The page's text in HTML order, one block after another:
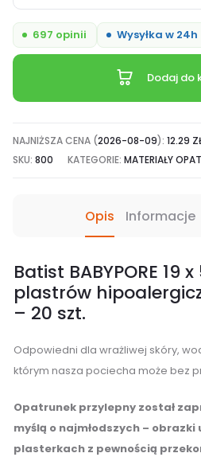
697 opinii Wysyłka w 24h
BABYPORE
19
zestaw
plastrów
20
szt.
Dodaj do
NAJNIŻSZA CENA (2026-08-09):12.29
SKU:800 KATEGORIE:MATERIAŁY
Opis Informacje
Batist BABYPORE 19
plastrów
– 20 szt.
Odpowiedni dla wrażliwej skóry,
którym nasza pociecha może bez
Opatrunek przylepny został
myślą o najmłodszych – obrazki
plasterkach z pewnością